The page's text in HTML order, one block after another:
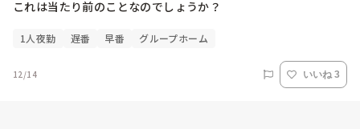
これは当たり前のことなのでしょうか？
1人夜勤 遅番 早番 グループホーム
12/14 いいね 3